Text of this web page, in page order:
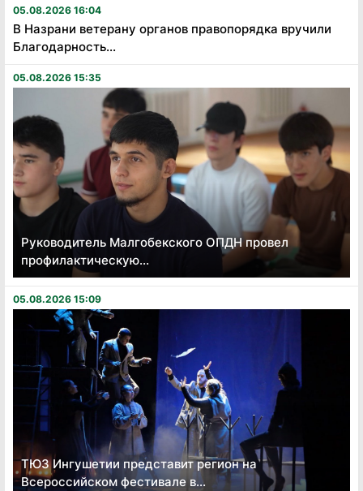
05.08.2026 16:04
В Назрани ветерану органов правопорядка вручили
Благодарность...
05.08.2026 15:35
Руководитель Малгобекского ОПДН провел
профилактическую...
05.08.2026 15:09
ТЮЗ Ингушетии представит регион на
Всероссийском фестивале в...